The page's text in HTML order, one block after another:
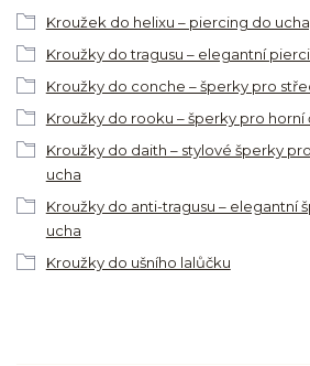
Kroužek do helixu – piercing do
Kroužky do tragusu – elegantní
Kroužky do conche – šperky pro
Kroužky do rooku – šperky pro horní
Kroužky do daith – stylové šperky
ucha
Kroužky do anti-tragusu – elegantní
ucha
Kroužky do ušního lalůčku